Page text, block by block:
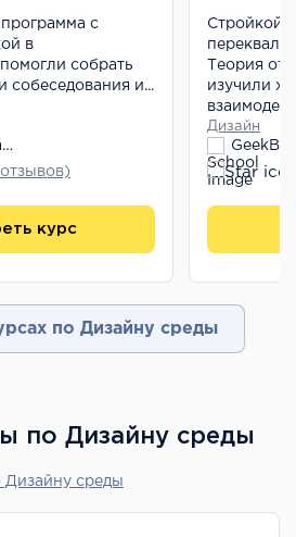
с
в
собрать
собеседования и...
Bang Bang Education
курс
Стройкой
Теория
изучили
Дизайн
по Дизайну среды
по Дизайну среды
среды